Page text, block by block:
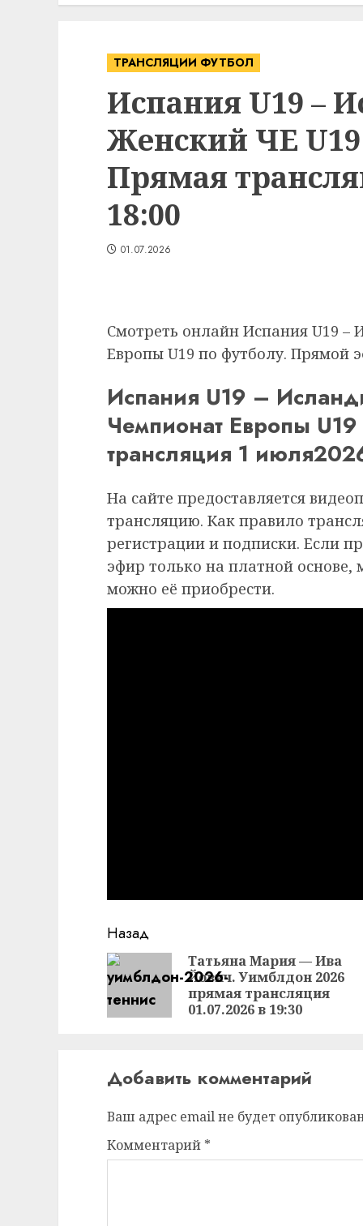
ТРАНСЛЯЦИИ ФУТБОЛ
Испания U19 –
Женский ЧЕ
Прямая
18:00
01.07.2026
Смотреть онлайн Испания U19
Европы U19 по футболу. Прямой
Испания U19 –
Чемпионат Европы
трансляция 1
На сайте предоставляется
трансляцию. Как правило
регистрации и подписки. Если
эфир только на платной
можно её приобрести.
Продолжить
чтение
Назад
Татьяна Мария — Ива
Йович. Уимблдон 2026
прямая трансляция
01.07.2026 в 19:30
Добавить комментарий
Ваш адрес email не будет
Комментарий *